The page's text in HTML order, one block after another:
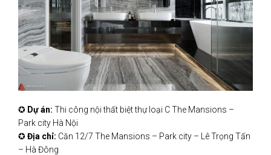
✪ Dự án: Thi công nội thất biệt thự loại C The Mansions –
Park city Hà Nội
✪Địa chỉ: Căn 12/7 The Mansions – Park city – Lê Trọng Tấn
– Hà Đông